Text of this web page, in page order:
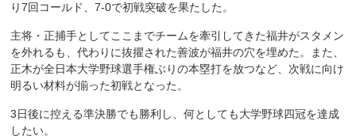
り7回コールド、7-0で初戦突破を果たした。
主将・正捕手としてここまでチームを牽引してきた福井がスタメン
を外れるも、代わりに抜擢された善波が福井の穴を埋めた。また、
正木が全日本大学野球選手権ぶりの本塁打を放つなど、次戦に向け
明るい材料が揃った初戦となった。
3日後に控える準決勝でも勝利し、何としても大学野球四冠を達成
したい。